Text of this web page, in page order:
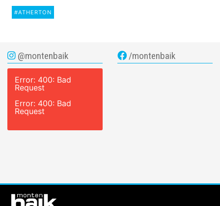
#ATHERTON
@montenbaik
Error: 400: Bad
Request
Error: 400: Bad
Request
/montenbaik